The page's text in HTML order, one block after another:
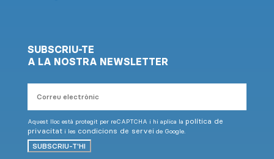
SUBSCRIU-TE
A LA NOSTRA NEWSLETTER
electrònic
Aquest lloc està protegit per reCAPTCHA i hi aplica la política de
privacitati les condicions de serveide Google.
SUBSCRIU-T'HI